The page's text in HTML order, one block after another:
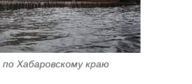
Хабаровскому краю